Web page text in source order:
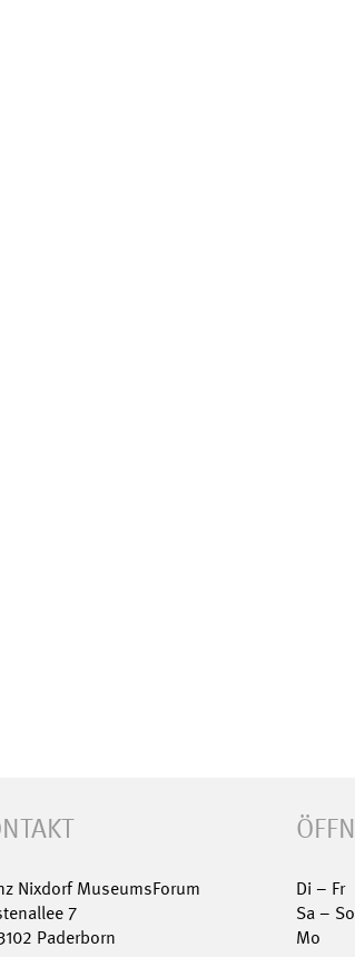
Nixdorf MuseumsForum
7
Paderborn
Di – Fr
Sa – So
Mo